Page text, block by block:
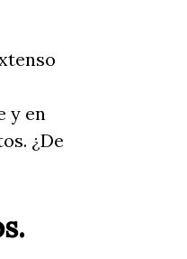
y en
¿De